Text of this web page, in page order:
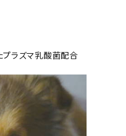
プラズマ乳酸菌配合